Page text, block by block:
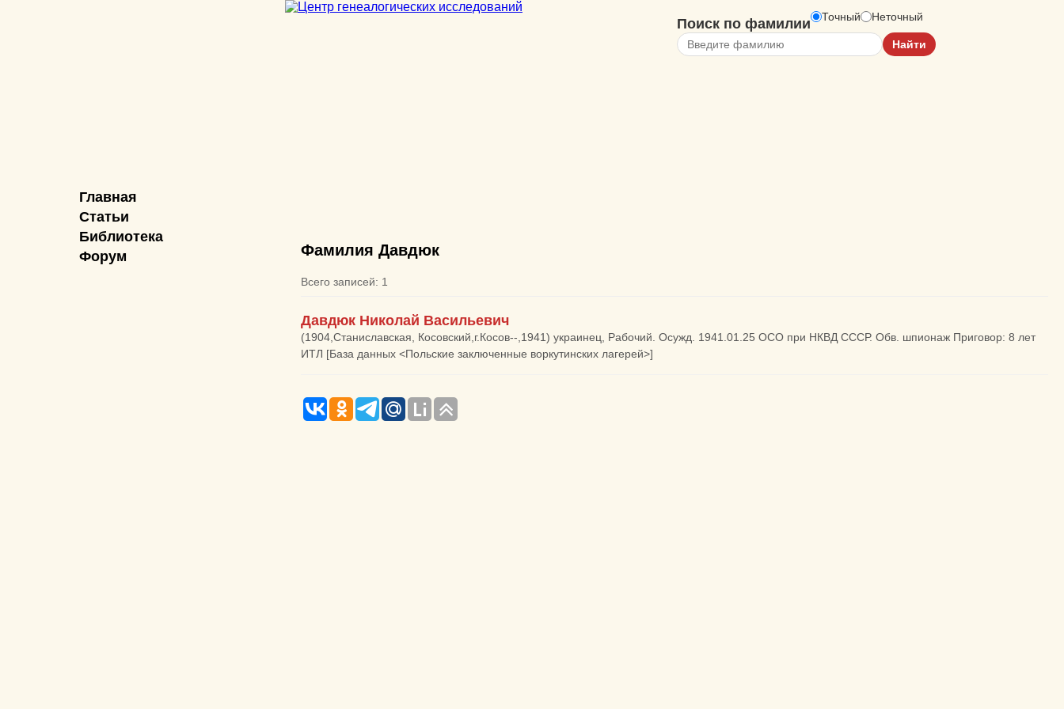
Главная
Статьи
Библиотека
Форум
Поиск по фамилии Точный Неточный
Фамилия Давдюк
Всего записей: 1
Давдюк Николай Васильевич
(1904,Станиславская, Косовский,г.Косов--,1941) украинец, Рабочий. Осужд. 1941.01.25 ОСО при НКВД СССР. Обв. шпионаж Приговор: 8 лет
ИТЛ [База данных <Польские заключенные воркутинских лагерей>]